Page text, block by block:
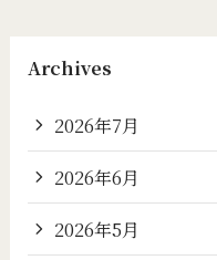
Archives
2026年7月
2026年6月
2026年5月